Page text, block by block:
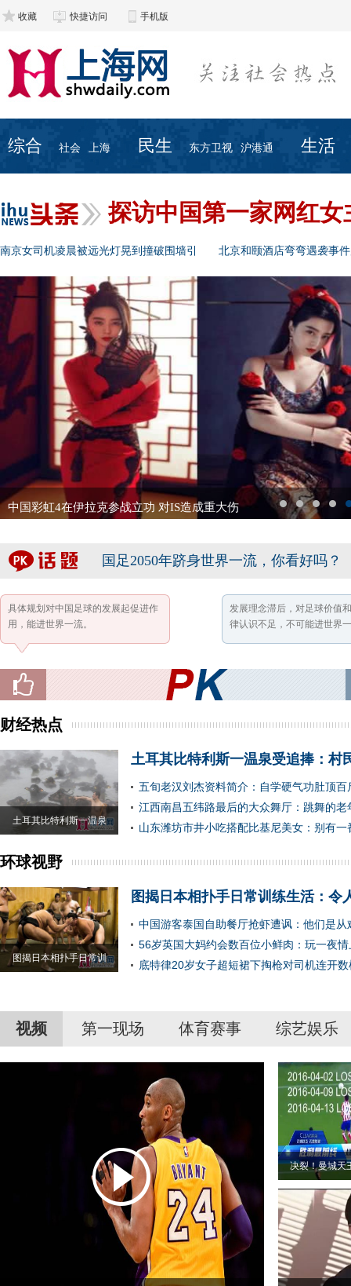
收藏 快捷访问 手机版
综合 社会 上海 民生 东方卫视 沪港通 生活
探访中国第一家网红
南京女司机凌晨被远光灯晃到撞破围墙引 北京和颐酒店弯弯遇袭事
中国彩虹4在伊拉克参战立功 对IS造成重大伤
1 2 3
国足2050年跻身世界一流，你看好吗？
具体规划对中国足球的发展起促进作
用，能进世界一流。
发展理念滞后，对足球价值
律认识不足，不可能进世界
财经热点
土耳其比特利斯一温泉
土耳其比特利斯一温泉受追捧：村
五旬老汉刘杰资料简介：自学硬气功肚顶百
江西南昌五纬路最后的大众舞厅：跳舞的老
山东潍坊市井小吃搭配比基尼美女：别有一
环球视野
图揭日本相扑手日常训
图揭日本相扑手日常训练生活：令
中国游客泰国自助餐厅抢虾遭讽：他们是从
56岁英国大妈约会数百位小鲜肉：玩一夜情
底特律20岁女子超短裙下掏枪对司机连开数
视频 第一现场 体育赛事 综艺娱乐
决裂！曼城天